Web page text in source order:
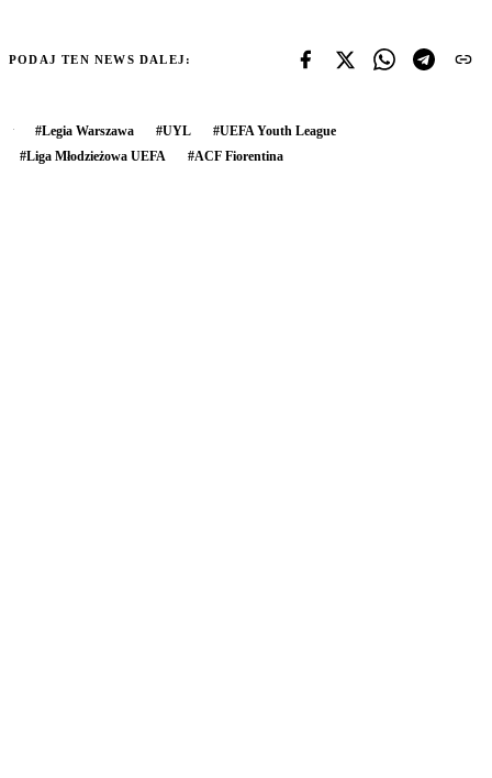
PODAJ TEN NEWS DALEJ:
#Legia Warszawa #UYL #UEFA Youth League
#Liga Młodzieżowa UEFA #ACF Fiorentina